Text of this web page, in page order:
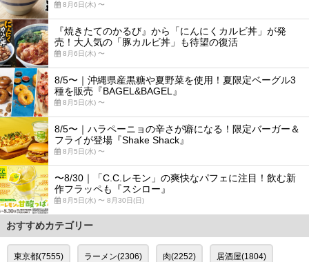
8月6日(木) 〜
『焼きたてのかるび』から「にんにくカルビ丼」が発
売！大人気の「豚カルビ丼」も待望の復活
8月6日(木) 〜
8/5〜｜沖縄県産黒糖や夏野菜を使用！夏限定ベーグル3
種を販売『BAGEL&BAGEL』
8月5日(水) 〜
8/5〜｜ハラペーニョの辛さが癖になる！限定バーガー＆
フライが登場『Shake Shack』
8月5日(水) 〜
〜8/30｜「C.C.レモン」の爽快なパフェに注目！飲む新
作フラッペも『スシロー』
8月5日(水) 〜 8月30日(日)
おすすめカテゴリー
東京都(7555) ラーメン(2306) 肉(2252) 居酒屋(1804)